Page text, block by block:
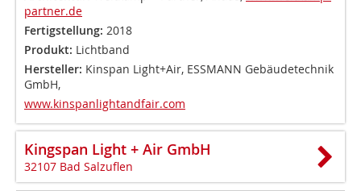
partner.de
Fertigstellung: 2018
Produkt: Lichtband
Hersteller: Kinspan Light+Air, ESSMANN Gebäudetechnik
GmbH,
www.kinspanlightandfair.com
Kingspan Light + Air GmbH
32107 Bad Salzuflen